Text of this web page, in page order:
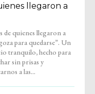
llegaron a
a las...